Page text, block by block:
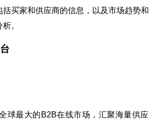
括买家和供应商的信息，以及市场趋势和
。
全球最大的B2B在线市场，汇聚海量供应